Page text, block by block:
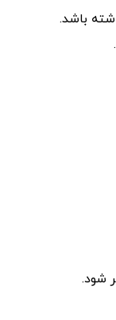
باشد.
شود.